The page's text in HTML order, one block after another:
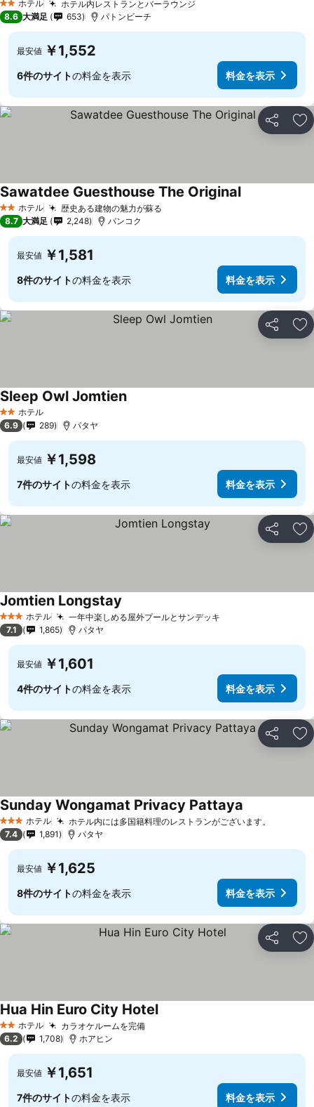
2 ホテルのランク
ホテル ホテル内レストランとバーラウンジ
8.6 大満足 653 パトンビーチ
最安値 ￥1,552
6件のサイトの料金を表示 料金を表示
シェア お
2 ホテルのランク
ホテル 歴史ある建物の魅力が蘇る
Sawatdee Guesthouse The Original料金を表示
8.7 大満足 2,248 バンコク
最安値 ￥1,581
8件のサイトの料金を表示 料金を表示
シェア お
2 ホテルのランク
ホテル
Sleep Owl Jomtien料金を表示
6.9 289 パタヤ
最安値 ￥1,598
7件のサイトの料金を表示 料金を表示
シェア お
3 ホテルのランク
ホテル 一年中楽しめる屋外プールとサンデッキ
Jomtien Longstay
7.1 1,865 パタヤ
最安値 ￥1,601
4件のサイトの料金を表示 料金を表示
シェア お
3 ホテルのランク
ホテル ホテル内には多国籍料理のレストランがございます。
Sunday Wongamat Privacy Pattaya
7.4 1,891 パタヤ
最安値 ￥1,625
8件のサイトの料金を表示 料金を表示
シェア お
2 ホテルのランク
ホテル カラオケルームを完備料金を表示
Hua Hin Euro City Hotel料金を表示
6.2 1,708 ホアヒン
最安値 ￥1,651
7件のサイトの料金を表示 料金を表示